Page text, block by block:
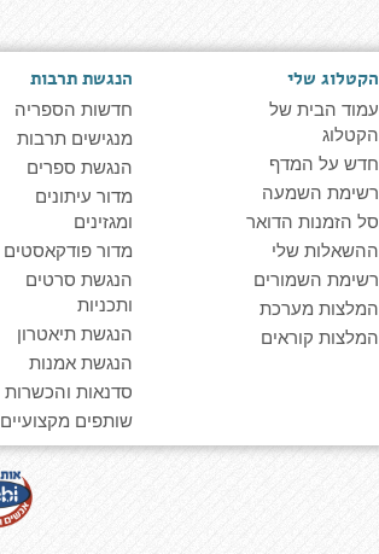
הקטלוג שלי
עמוד הבית של
הקטלוג
חדש על המדף
רשימת השמעה
סל הזמנות הדואר
ההשאלות שלי
רשימת השמורים
המלצות מערכת
המלצות קוראים
הנגשת תרבות
חדשות הספריה
מנגישים תרבות
הנגשת ספרים
מדור עיתונים
ומגזינים
מדור פודקאסטים
הנגשת סרטים
ותכניות
הנגשת תיאטרון
הנגשת אמנות
סדנאות והכשרות
שותפים מקצועיים